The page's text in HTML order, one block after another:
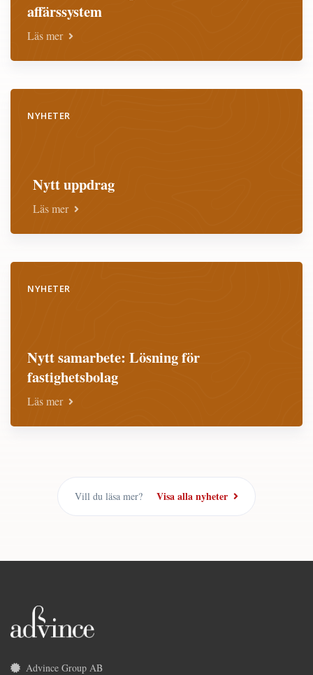
affärssystem
Läs mer
NYHETER
Nytt uppdrag
Läs mer
NYHETER
Nytt samarbete: Lösning för
fastighetsbolag
Läs mer
Vill du läsa mer? Visa alla nyheter
Advince Group AB